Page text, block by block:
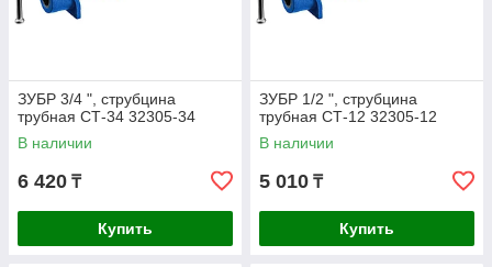
ЗУБР 3/4 ", струбцина
трубная СТ-34 32305-34
В наличии
6 420 ₸
Купить
ЗУБР 1/2 ", струбцина
трубная СТ-12 32305-12
В наличии
5 010 ₸
Купить